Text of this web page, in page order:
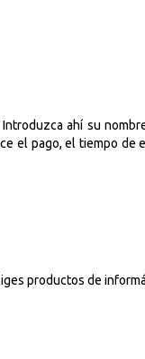
ahí su
el pago, el tiempo de
productos de